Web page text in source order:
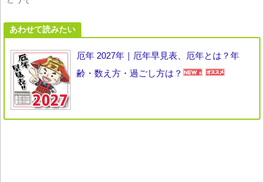
あわせて読みたい
厄年 2027年｜厄年早見表、厄年とは？年
齢・数え方・過ごし方は？